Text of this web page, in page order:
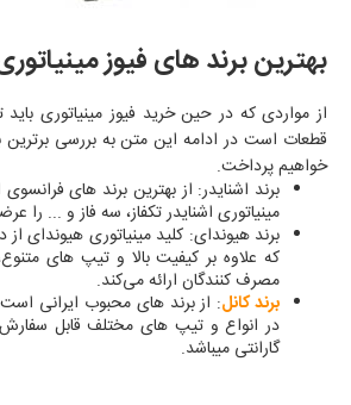
بهترین برند های فیوز
از مواردی که در حین خرید فیوز مینیاتوری
قطعات است در ادامه این متن به بررسی برترین
خواهیم پرداخت.
برند اشنایدر: از بهترین برند های
مینیاتوری اشنایدر تکفاز، سه فاز و ... را
برند هیوندای: کلید مینیاتوری هیوندای
مصرف‌ کنندگان ارائه می‌کند.
برند کانل: از برند های محبوب ایرانی است،
گارانتی میباشد.